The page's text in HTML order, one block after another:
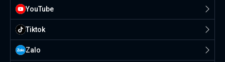
YouTube
Tiktok
Zalo